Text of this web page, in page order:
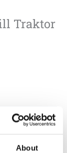
About
Traktor